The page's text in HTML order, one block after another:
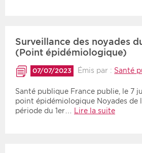
Surveillance des noyades
(Point épidémiologique)
07/07/2023 Émis par : Santé
Santé publique France publie, le 7
point épidémiologique Noyades de
période du 1er…
Lire la suite